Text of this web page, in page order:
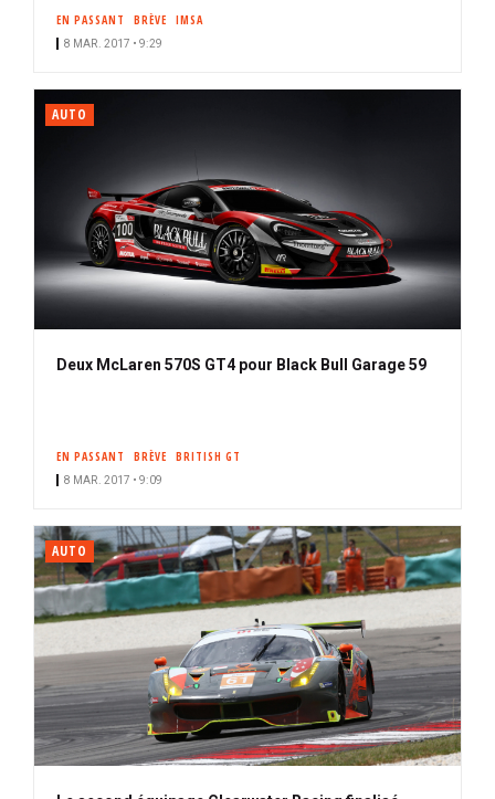
EN PASSANT BRÈVE IMSA
8 MAR. 2017 • 9:29
AUTO
Deux McLaren 570S GT4 pour Black Bull Garage 59
EN PASSANT BRÈVE BRITISH GT
8 MAR. 2017 • 9:09
AUTO